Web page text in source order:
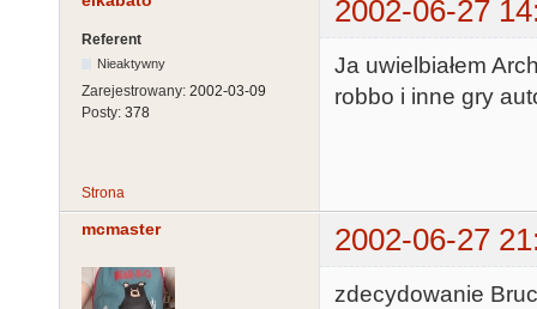
2002-06-27
Referent
Nieaktywny
Zarejestrowany: 2002-03-09
Posty: 378
Ja uwielbiałem
robbo i inne gry
Strona
mcmaster 2002-06-27
zdecydowanie